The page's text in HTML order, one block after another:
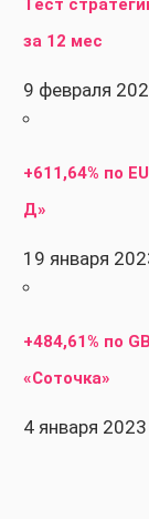
Тест
за 12 мес
9 февраля
+611,64% по
Д»
19 января
+484,61% по
«Соточка»
4 января 2023